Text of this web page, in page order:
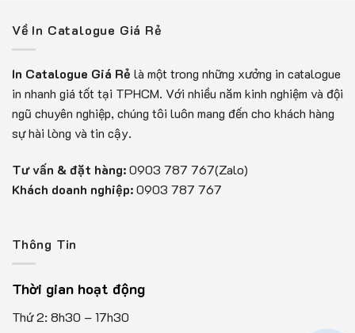
Về In Catalogue Giá Rẻ
In Catalogue Giá Rẻ là một trong những xưởng in catalogue
in nhanh giá tốt tại TPHCM. Với nhiều năm kinh nghiệm và đội
ngũ chuyên nghiệp, chúng tôi luôn mang đến cho khách hàng
sự hài lòng và tin cậy.
Tư vấn & đặt hàng:0903 787 767(Zalo)
Khách doanh nghiệp:0903 787 767
Thông Tin
Thời gian hoạt động
Thứ 2: 8h30 – 17h30